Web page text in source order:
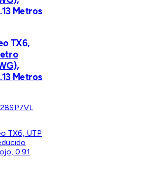
Metros
TX6,
Metros